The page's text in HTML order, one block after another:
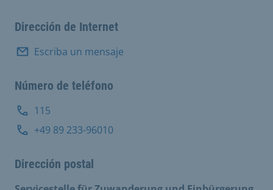
Dirección de Internet
Escriba un mensaje
Número de teléfono
115
+49 89 233-96010
Dirección postal